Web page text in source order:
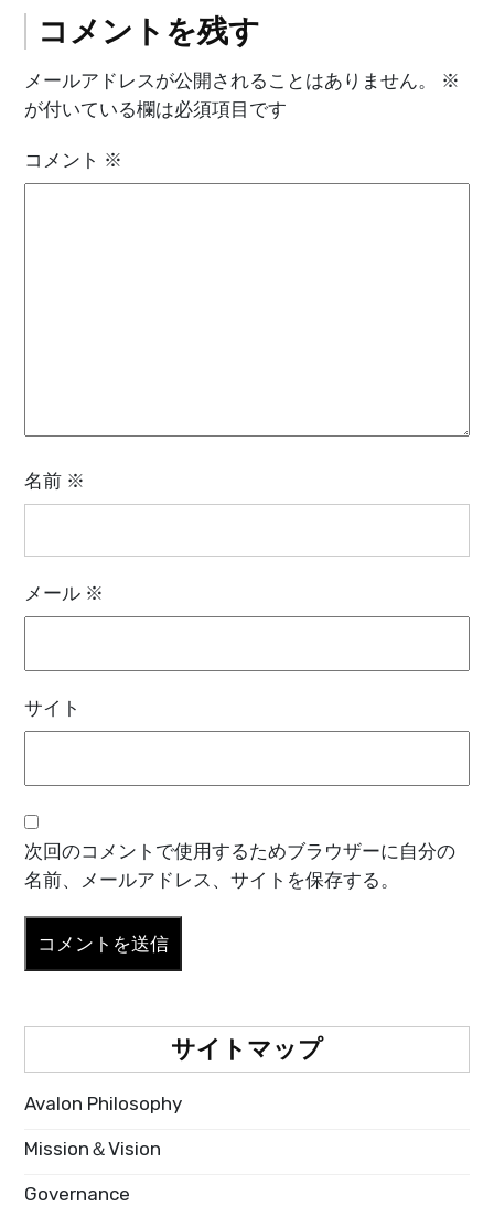
ナ
ビ
ゲ
ー
シ
コメントを残す
メールアドレスが公開されることはありません。
※
が付いている欄は必須項目です
コメント ※
名前 ※
メール ※
サイト
次回のコメントで使用するためブラウザーに自分の
名前、メールアドレス、サイトを保存する。
サイトマップ
Avalon Philosophy
Mission＆Vision
Governance